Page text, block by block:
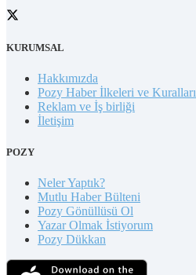
KURUMSAL
Hakkımızda
Pozy Haber İlkeleri ve Kuralları
Reklam ve İş birliği
İletişim
POZY
Neler Yaptık?
Mutlu Haber Bülteni
Pozy Gönüllüsü Ol
Yazar Olmak İstiyorum
Pozy Dükkan